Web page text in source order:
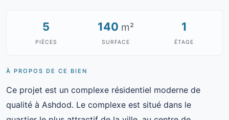
5
PIÈCES
140 m²
SURFACE
1
ÉTAGE
À PROPOS DE CE BIEN
Ce projet est un complexe résidentiel moderne de
qualité à Ashdod. Le complexe est situé dans le